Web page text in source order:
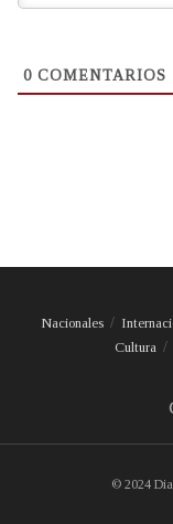
0 COMENTARIOS
Nacionales
Cultura
© 2024